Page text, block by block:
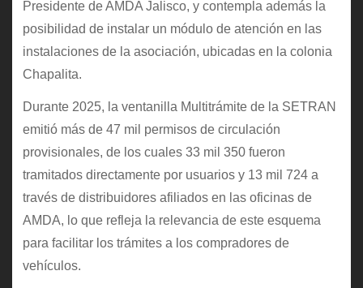
Presidente de AMDA Jalisco, y contempla además la
posibilidad de instalar un módulo de atención en las
instalaciones de la asociación, ubicadas en la colonia
Chapalita.
Durante 2025, la ventanilla Multitrámite de la SETRAN
emitió más de 47 mil permisos de circulación
provisionales, de los cuales 33 mil 350 fueron
tramitados directamente por usuarios y 13 mil 724 a
través de distribuidores afiliados en las oficinas de
AMDA, lo que refleja la relevancia de este esquema
para facilitar los trámites a los compradores de
vehículos.